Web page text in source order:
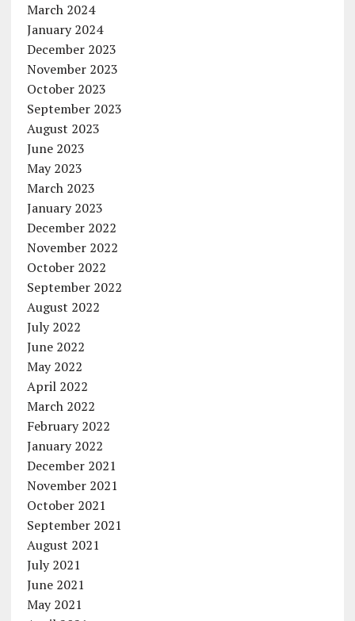
March 2024
January 2024
December 2023
November 2023
October 2023
September 2023
August 2023
June 2023
May 2023
March 2023
January 2023
December 2022
November 2022
October 2022
September 2022
August 2022
July 2022
June 2022
May 2022
April 2022
March 2022
February 2022
January 2022
December 2021
November 2021
October 2021
September 2021
August 2021
July 2021
June 2021
May 2021